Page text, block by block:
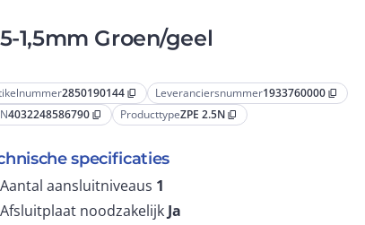
1,5mm Groen/geel
2850190144 content_copy Leveranciersnummer1933760000 content_copy
4032248586790 content_copy ProducttypeZPE 2.5N content_copy
specificaties
Aantal aansluitniveaus 1
Afsluitplaat noodzakelijk Ja